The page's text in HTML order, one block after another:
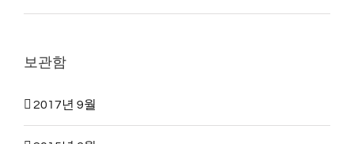
보관함
2017년 9월